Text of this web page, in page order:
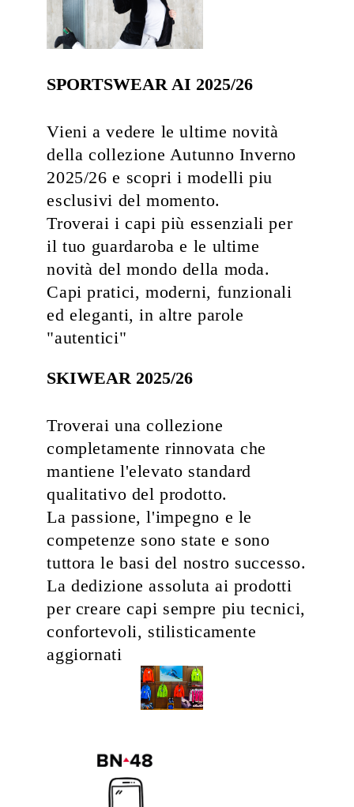
SPORTSWEAR AI 2025/26
Vieni a vedere le ultime novità
della collezione Autunno Inverno
2025/26 e scopri i modelli piu
esclusivi del momento.
Troverai i capi più essenziali per
il tuo guardaroba e le ultime
novità del mondo della moda.
Capi pratici, moderni, funzionali
ed eleganti, in altre parole
"autentici"
SKIWEAR 2025/26
Troverai una collezione
completamente rinnovata che
mantiene l'elevato standard
qualitativo del prodotto.
La passione, l'impegno e le
competenze sono state e sono
tuttora le basi del nostro successo.
La dedizione assoluta ai prodotti
per creare capi sempre piu tecnici,
confortevoli, stilisticamente
aggiornati